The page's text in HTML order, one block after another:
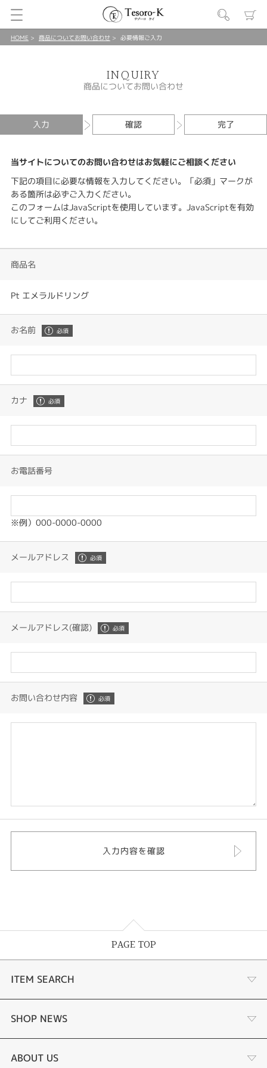
HOME 商品についてお問い合わせ 必要情報ご入力
INQUIRY
商品についてお問い合わせ
入力 確認 完了
当サイトについてのお問い合わせはお気軽にご相談ください
下記の項目に必要な情報を入力してください。「必須」マークが
ある箇所は必ずご入力ください。
このフォームはJavaScriptを使用しています。JavaScriptを有効
にしてご利用ください。
商品名
Pt エメラルドリング
お名前
カナ
お電話番号
※例）000-0000-0000
メールアドレス
メールアドレス(確認)
お問い合わせ内容
PAGE TOP
ITEM SEARCH
婚約指輪
結婚指輪
SHOP NEWS
ジュエリーリフォーム
ABOUT US